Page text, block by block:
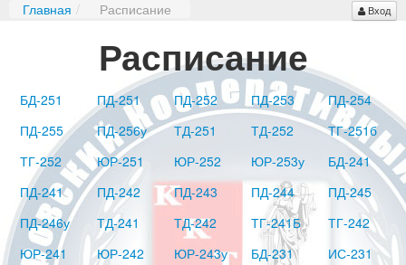
Главная / Расписание Вход
Расписание
БД-251 ПД-251 ПД-252 ПД-253
ПД-254
ПД-255
ПД-256у ТД-251 ТД-252
ТГ-251б
ТГ-252
ЮР-251 ЮР-252 ЮР-253у
БД-241
ПД-241
ПД-242 ПД-243 ПД-244
ПД-245
ПД-246у
ТД-241 ТД-242 ТГ-241Б
ТГ-242
ЮР-241
ЮР-242 ЮР-243у БД-231
ИС-231